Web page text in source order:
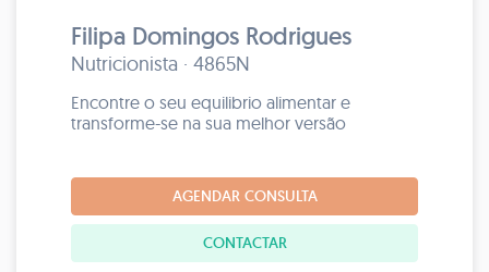
Filipa Domingos Rodrigues
Nutricionista · 4865N
Encontre o seu equilibrio alimentar e
transforme-se na sua melhor versão
AGENDAR CONSULTA
CONTACTAR